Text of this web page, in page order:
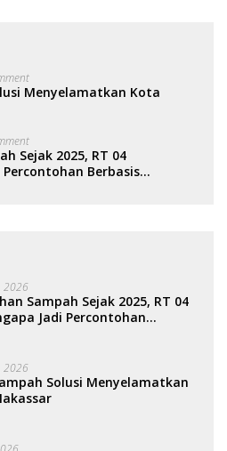
Menyelamatkan Kota
Sejak 2025, RT 04
Berbasis
2026
Sampah Sejak 2025, RT 04
Jadi Percontohan
2026
Solusi Menyelamatkan